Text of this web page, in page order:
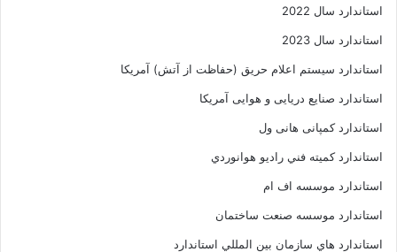
استاندارد سال 2022
استاندارد سال 2023
استاندارد سیستم اعلام حریق (حفاظت از آتش) آمریکا
استاندارد صنایع دریایی و هوایی آمریکا
استاندارد کمپانی هانی ول
استاندارد کميته فني راديو هوانوردي
استاندارد موسسه اف ام
استاندارد موسسه صنعت ساختمان
استاندارد هاي سازمان بين المللي استاندارد